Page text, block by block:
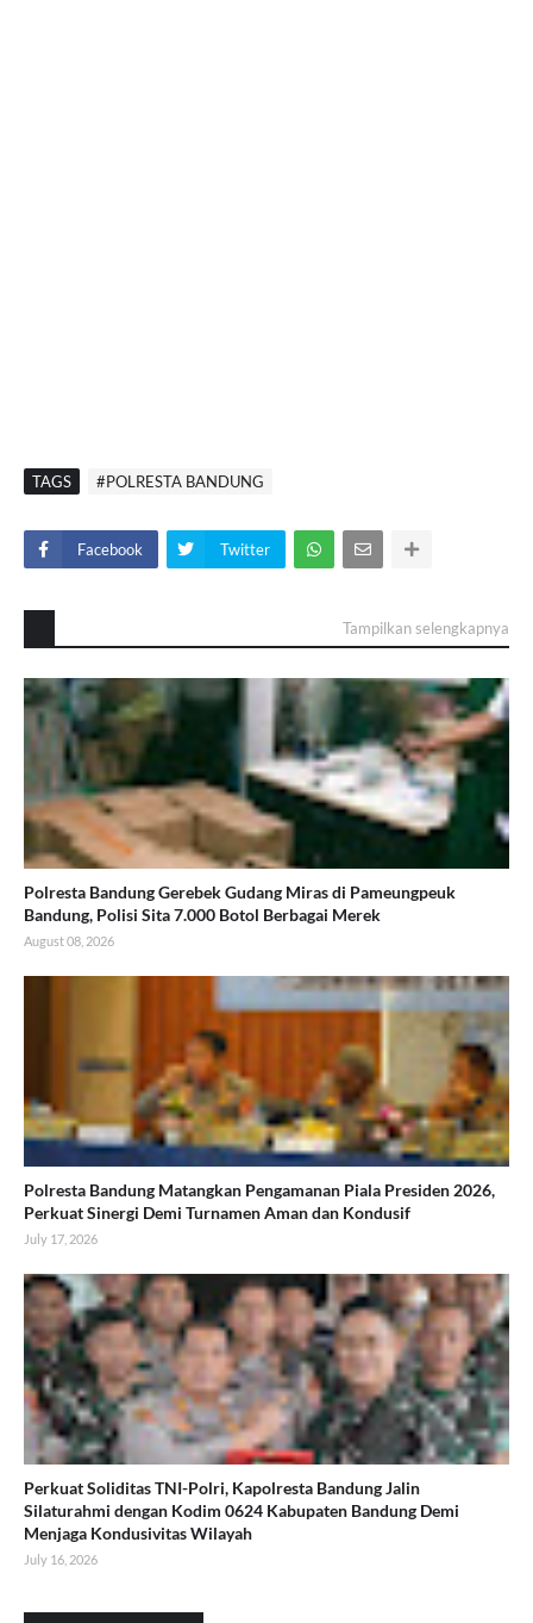
TAGS #POLRESTA BANDUNG
Facebook Twitter
Tampilkan selengkapnya
Polresta Bandung Gerebek Gudang Miras di Pameungpeuk
Bandung, Polisi Sita 7.000 Botol Berbagai Merek
August 08, 2026
Polresta Bandung Matangkan Pengamanan Piala Presiden 2026,
Perkuat Sinergi Demi Turnamen Aman dan Kondusif
July 17, 2026
Perkuat Soliditas TNI-Polri, Kapolresta Bandung Jalin
Silaturahmi dengan Kodim 0624 Kabupaten Bandung Demi
Menjaga Kondusivitas Wilayah
July 16, 2026